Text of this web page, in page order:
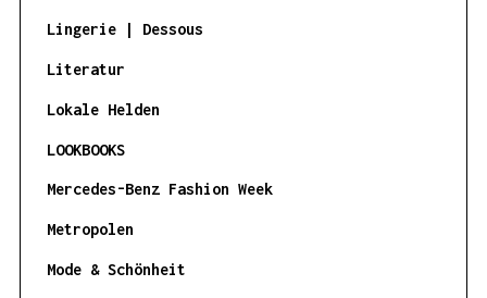
Lingerie | Dessous
Literatur
Lokale Helden
LOOKBOOKS
Mercedes-Benz Fashion Week
Metropolen
Mode & Schönheit